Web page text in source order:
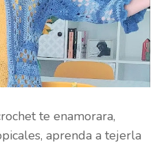
te enamorara,
aprenda a tejerla